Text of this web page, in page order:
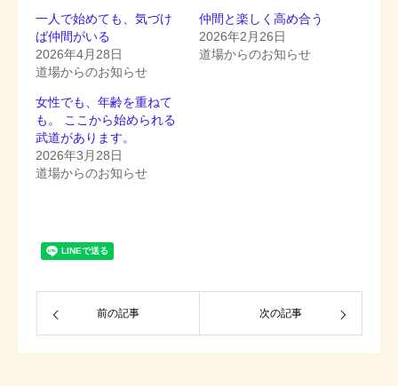
一人で始めても、気づけ
ば仲間がいる
2026年4月28日
道場からのお知らせ
仲間と楽しく高め合う
2026年2月26日
道場からのお知らせ
女性でも、年齢を重ねて
も。 ここから始められる
武道があります。
2026年3月28日
道場からのお知らせ
前の記事 次の記事